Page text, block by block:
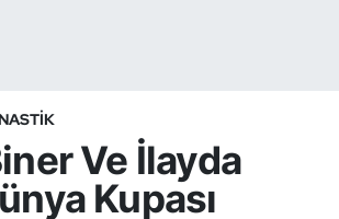
Ve İlayda
Kupası